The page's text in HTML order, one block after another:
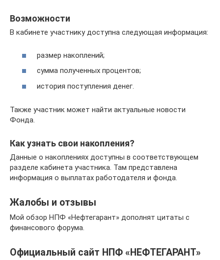
Возможности
В кабинете участнику доступна следующая информация:
размер накоплений;
сумма полученных процентов;
история поступления денег.
Также участник может найти актуальные новости
Фонда.
Как узнать свои накопления?
Данные о накоплениях доступны в соответствующем
разделе кабинета участника. Там представлена
информация о выплатах работодателя и фонда.
Жалобы и отзывы
Мой обзор НПФ «Нефтегарант» дополнят цитаты с
финансового форума.
Официальный сайт НПФ «НЕФТЕГАРАНТ»